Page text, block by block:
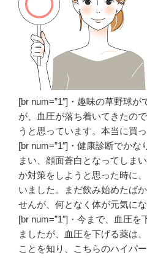
[br num=”1″]・趣味の草野球
が、血圧が落ち着いてきたの
うと思っています。本当に買
[br num=”1″]・健康診断でか
まい、顔面蒼白となってしま
か対策をしようと思った時に
いました。まだ飲み始めたば
せんが、何となく体が元気に
[br num=”1″]・今まで、血圧
ましたが、血圧を下げる薬は
ことを知り、こちらのハイパ